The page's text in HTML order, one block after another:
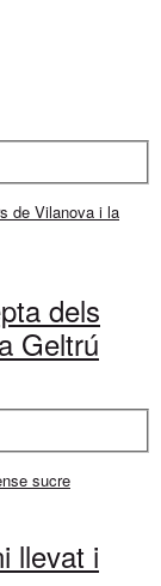
dels
Geltrú
llevat i